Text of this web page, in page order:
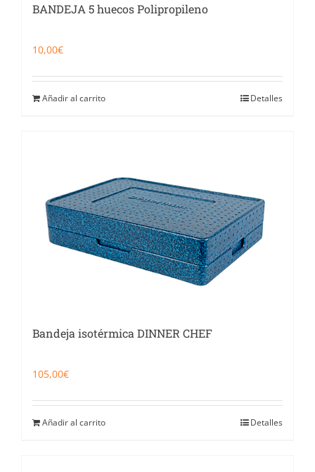
BANDEJA 5 huecos Polipropileno
10,00€
Añadir al carrito Detalles
Bandeja isotérmica DINNER CHEF
105,00€
Añadir al carrito Detalles